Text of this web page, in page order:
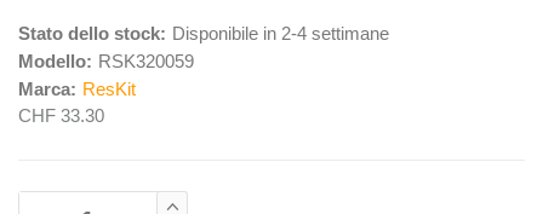
Stato dello stock: Disponibile in 2-4 settimane
Modello: RSK320059
Marca: ResKit
CHF 33.30